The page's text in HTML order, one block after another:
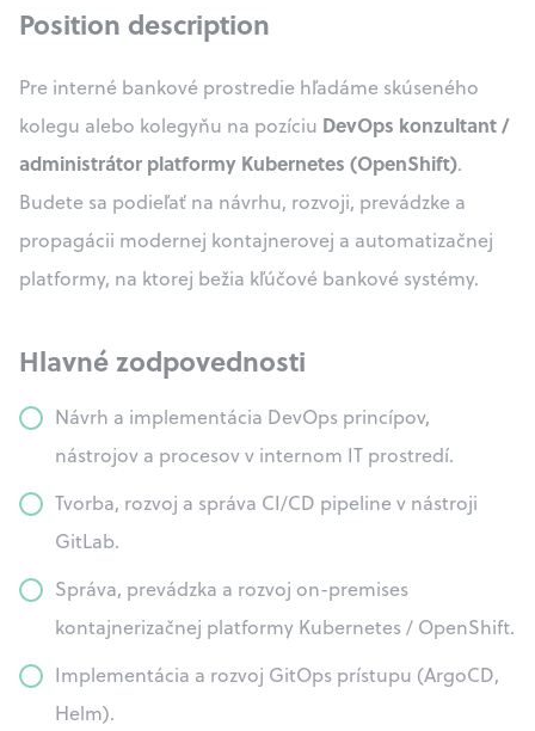
Position description
Pre interné bankové prostredie hľadáme skúseného
kolegu alebo kolegyňu na pozíciu DevOps konzultant /
administrátor platformy Kubernetes (OpenShift).
Budete sa podieľať na návrhu, rozvoji, prevádzke a
propagácii modernej kontajnerovej a automatizačnej
platformy, na ktorej bežia kľúčové bankové systémy.
Hlavné zodpovednosti
Návrh a implementácia DevOps princípov,
nástrojov a procesov v internom IT prostredí.
Tvorba, rozvoj a správa CI/CD pipeline v nástroji
GitLab.
Správa, prevádzka a rozvoj on-premises
kontajnerizačnej platformy Kubernetes / OpenShift.
Implementácia a rozvoj GitOps prístupu (ArgoCD,
Helm).